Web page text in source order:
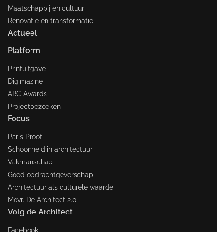
Maatschappij en cultuur
Renovatie en transformatie
Actueel
Platform
Printuitgave
Digimazine
ARC Awards
Projectbezoeken
Focus
Paris Proof
Schoonheid in architectuur
Vakmanschap
Goed opdrachtgeverschap
Architectuur als culturele waarde
Mevr. De Architect 2.0
Volg de Architect
Facebook